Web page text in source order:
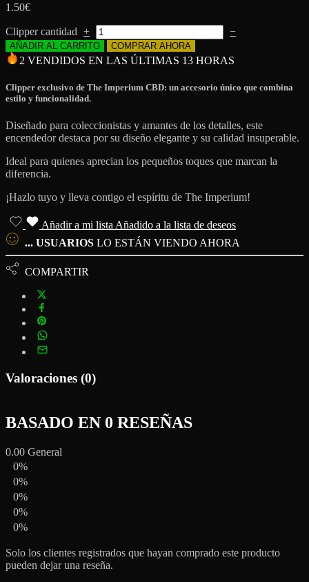
1.50€
Clipper cantidad + −
AÑADIR AL CARRITO COMPRAR AHORA
2 VENDIDOS EN LAS ÚLTIMAS 13 HORAS
Clipper exclusivo de The Imperium CBD: un accesorio único que combina
estilo y funcionalidad.
Diseñado para coleccionistas y amantes de los detalles, este
encendedor destaca por su diseño elegante y su calidad insuperable.
Ideal para quienes aprecian los pequeños toques que marcan la
diferencia.
¡Hazlo tuyo y lleva contigo el espíritu de The Imperium!
Añadir a mi lista Añadido a la lista de deseos
... USUARIOS LO ESTÁN VIENDO AHORA
COMPARTIR
Valoraciones (0)
BASADO EN 0 RESEÑAS
0.00 General
0%
0%
0%
0%
0%
Solo los clientes registrados que hayan comprado este producto
pueden dejar una reseña.